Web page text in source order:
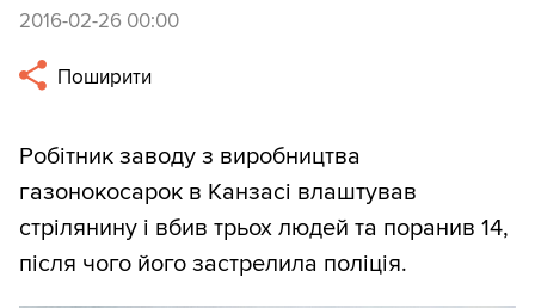
2016-02-26 00:00
Поширити
Робітник заводу з виробництва
газонокосарок в Канзасі влаштував
стрілянину і вбив трьох людей та поранив 14,
після чого його застрелила поліція.